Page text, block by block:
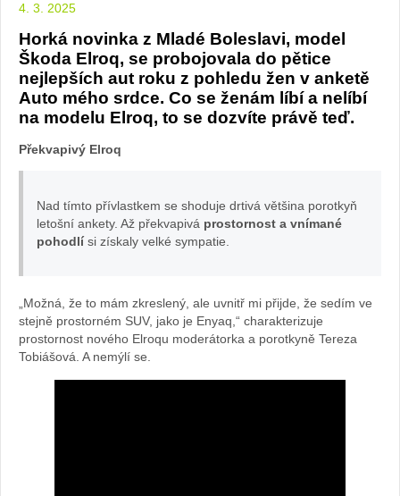
4. 3. 2025
Horká novinka z Mladé Boleslavi, model
Škoda Elroq, se probojovala do pětice
nejlepších aut roku z pohledu žen v anketě
Auto mého srdce. Co se ženám líbí a nelíbí
na modelu Elroq, to se dozvíte právě teď.
Překvapivý Elroq
Nad tímto přívlastkem se shoduje drtivá většina porotkyň
letošní ankety. Až překvapivá prostornost a vnímané
pohodlísi získaly velké sympatie.
„Možná, že to mám zkreslený, ale uvnitř mi přijde, že sedím ve
stejně prostorném SUV, jako je Enyaq,“ charakterizuje
prostornost nového Elroqu moderátorka a porotkyně Tereza
Tobiášová. A nemýlí se.